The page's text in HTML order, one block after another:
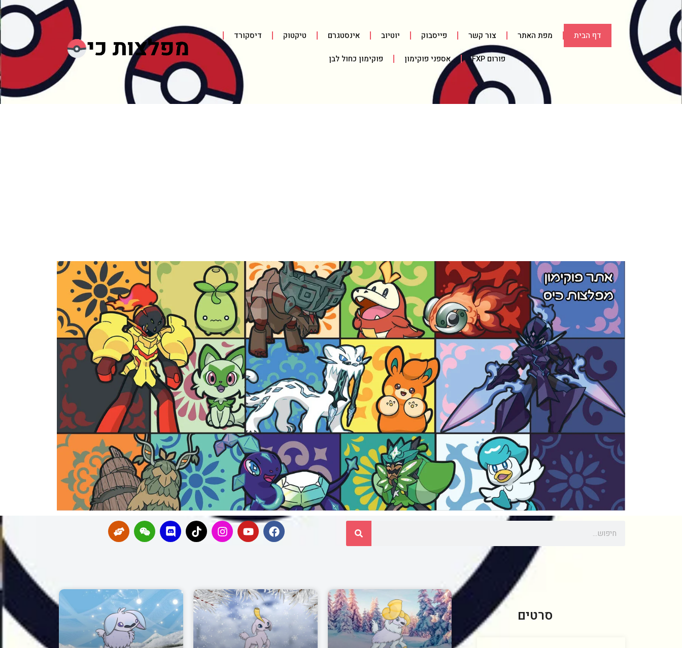
דף הבית מפת האתר צור קשר פייסבוק יוטיוב אינסטגרם טיקטוק דיסקורד
פורום FXP אספני פוקימון פוקימון כחול לבן
סרטים